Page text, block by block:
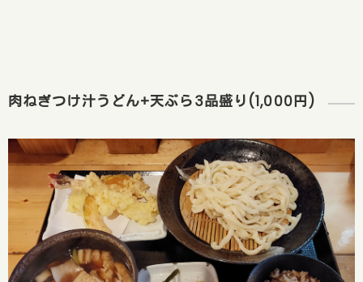
肉ねぎつけ汁うどん+天ぷら3品盛り(1,000円)